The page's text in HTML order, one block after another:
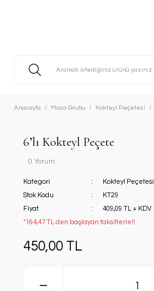
Anasayfa Masa Grubu Kokteyl Peçetesi
6’lı Kokteyl Peçete
0 Yorum
Kategori
Kokteyl Peçetesi
Stok Kodu
KT29
Fiyat
409,09 TL + KDV
*164,47 TL den başlayan taksitlerle!!
450,00 TL